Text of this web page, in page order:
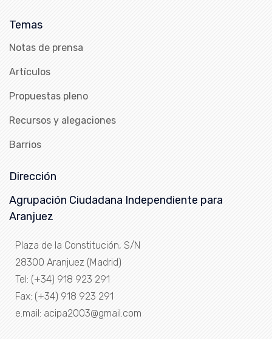
Temas
Notas de prensa
Artículos
Propuestas pleno
Recursos y alegaciones
Barrios
Dirección
Agrupación Ciudadana Independiente para
Aranjuez
Plaza de la Constitución, S/N
28300 Aranjuez (Madrid)
Tel: (+34) 918 923 291
Fax: (+34) 918 923 291
e.mail: acipa2003@gmail.com